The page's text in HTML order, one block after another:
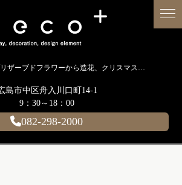
deco+（デコプラス）はプリザーブドフラワーから造花、クリスマス装飾、イルミネーションに至るまで扱う広島のディスプレイ専門ショップです。
島市中区舟入川口町14-1
9：30～18：00
082-298-2000